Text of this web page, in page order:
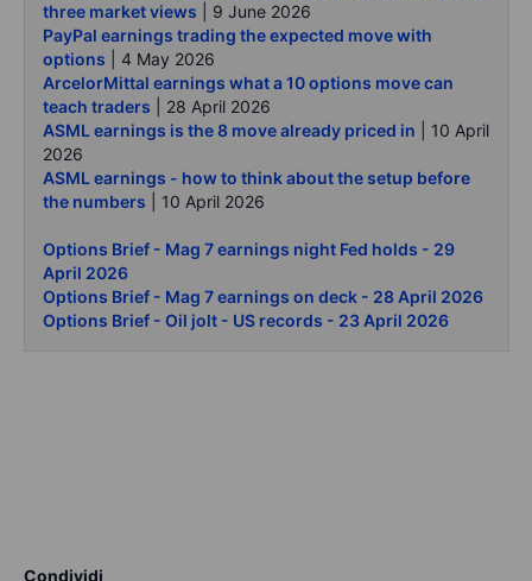
three market views | 9 June 2026
PayPal earnings trading the expected move with
options | 4 May 2026
ArcelorMittal earnings what a 10 options move can
teach traders | 28 April 2026
ASML earnings is the 8 move already priced in | 10 April
2026
ASML earnings - how to think about the setup before
the numbers | 10 April 2026
Options Brief - Mag 7 earnings night Fed holds - 29
April 2026
Options Brief - Mag 7 earnings on deck - 28 April 2026
Options Brief - Oil jolt - US records - 23 April 2026
Condividi